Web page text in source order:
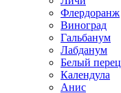
Флердоранж
Виноград
Гальбанум
Лабданум
Белый перец
Календула
Анис